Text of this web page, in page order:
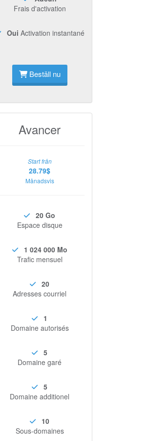
Frais d'activation
Oui Activation instantané
Beställ nu
Avancer
Start från
28.79$
Månadsvis
20 Go
Espace disque
1 024 000 Mo
Trafic mensuel
20
Adresses courriel
1
Domaine autorisés
5
Domaine garé
5
Domaine additionel
10
Sous-domaines